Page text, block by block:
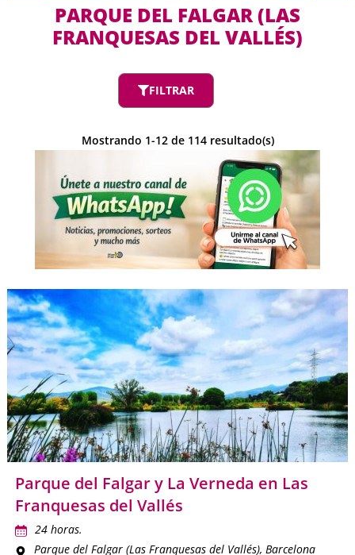
PARQUE DEL FALGAR (LAS
FRANQUESAS DEL VALLÉS)
FILTRAR
Mostrando 1-12de 114resultado(s)
Parque del Falgar y La Verneda en Las
Franquesas del Vallés
24 horas.
Parque del Falgar (Las Franquesas del Vallés), Barcelona